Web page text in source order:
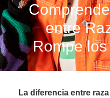
entre
Rompe
La diferencia entre